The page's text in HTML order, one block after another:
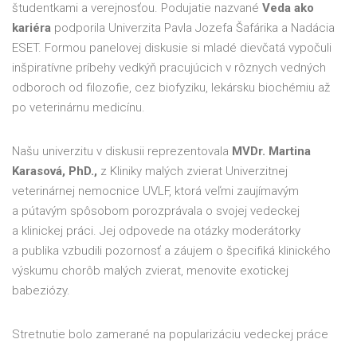
študentkami a verejnosťou. Podujatie nazvané Veda ako
kariéra podporila Univerzita Pavla Jozefa Šafárika a Nadácia
ESET. Formou panelovej diskusie si mladé dievčatá vypočuli
inšpiratívne príbehy vedkýň pracujúcich v rôznych vedných
odboroch od filozofie, cez biofyziku, lekársku biochémiu až
po veterinárnu medicínu.
Našu univerzitu v diskusii reprezentovala MVDr. Martina
Karasová, PhD., z Kliniky malých zvierat Univerzitnej
veterinárnej nemocnice UVLF, ktorá veľmi zaujímavým
a pútavým spôsobom porozprávala o svojej vedeckej
a klinickej práci. Jej odpovede na otázky moderátorky
a publika vzbudili pozornosť a záujem o špecifiká klinického
výskumu chorôb malých zvierat, menovite exotickej
babeziózy.
Stretnutie bolo zamerané na popularizáciu vedeckej práce